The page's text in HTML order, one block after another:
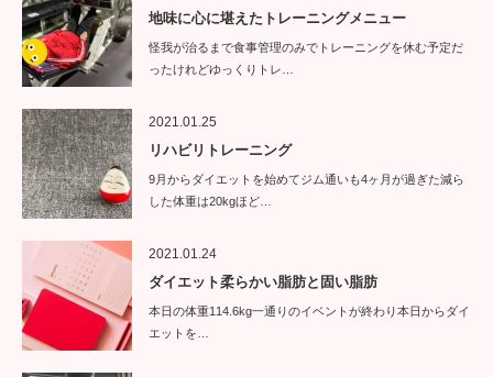
地味に心に堪えたトレーニングメニュー
怪我が治るまで食事管理のみでトレーニングを休む予定だ
ったけれどゆっくりトレ…
2021.01.25
リハビリトレーニング
9月からダイエットを始めてジム通いも4ヶ月が過ぎた減ら
した体重は20kgほど…
2021.01.24
ダイエット柔らかい脂肪と固い脂肪
本日の体重114.6kg一通りのイベントが終わり本日からダイ
エットを…